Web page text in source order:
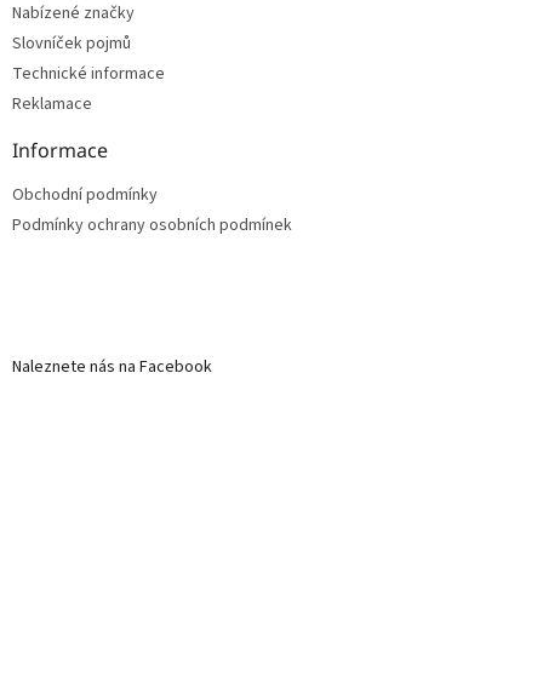
Nabízené značky
Slovníček pojmů
Technické informace
Reklamace
Informace
Obchodní podmínky
Podmínky ochrany osobních podmínek
Naleznete nás na Facebook